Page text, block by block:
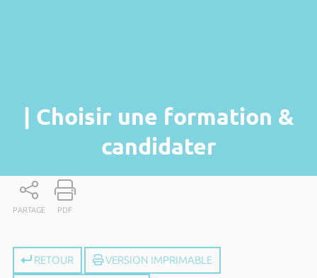
| Choisir une formation &
candidater
PARTAGE PDF
RETOUR VERSION IMPRIMABLE